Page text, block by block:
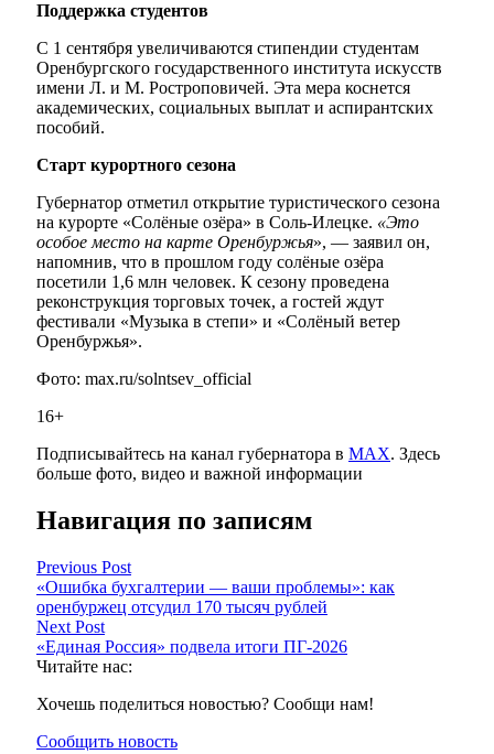
Поддержка студентов
С 1 сентября увеличиваются стипендии студентам
Оренбургского государственного института искусств
имени Л. и М. Ростроповичей. Эта мера коснется
академических, социальных выплат и аспирантских
пособий.
Старт курортного сезона
Губернатор отметил открытие туристического сезона
на курорте «Солёные озёра» в Соль-Илецке. «Это
особое место на карте Оренбуржья», — заявил он,
напомнив, что в прошлом году солёные озёра
посетили 1,6 млн человек. К сезону проведена
реконструкция торговых точек, а гостей ждут
фестивали «Музыка в степи» и «Солёный ветер
Оренбуржья».
Фото: max.ru/solntsev_official
16+
Подписывайтесь на канал губернатора в МАХ. Здесь
больше фото, видео и важной информации
Навигация по записям
Previous Post
«Ошибка бухгалтерии — ваши проблемы»: как
оренбуржец отсудил 170 тысяч рублей
Next Post
«Единая Россия» подвела итоги ПГ-2026
Читайте нас:
Хочешь поделиться новостью? Сообщи нам!
Сообщить новость